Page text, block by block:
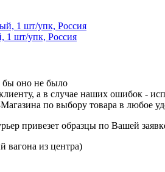
1 шт/упк, Россия
бы оно не было
а в случае наших ошибок -
по выбору товара в любое
привезет образцы по Вашей
вагона из центра)